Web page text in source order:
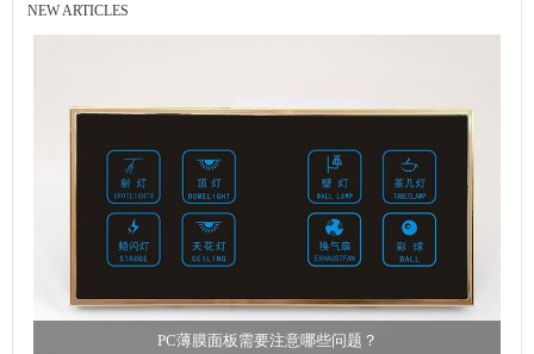
NEW ARTICLES
PC薄膜面板需要注意哪些问题？